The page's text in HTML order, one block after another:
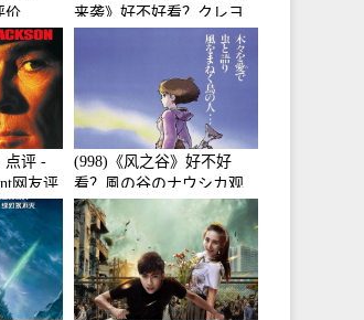
价
来袭》好不好看？クレヨ
ンしんちゃん 襲来!!宇宙
人シリリ观众点评及剧本
点评 -
网友评
(998)《风之谷》好不好
看？風の谷のナウシカ观
众点评及剧本